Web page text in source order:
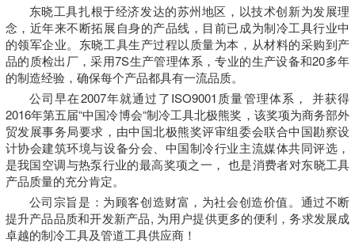
东晓工具扎根于经济发达的苏州地区，以技术创新为发展理
念，近年来不断拓展自身的产品线，目前已成为制冷工具行业中
的领军企业。东晓工具生产过程以质量为本，从材料的采购到产
品的质检出厂，采用7S生产管理体系，专业的生产设备和20多年
的制造经验，确保每个产品都具有一流品质。
公司早在2007年就通过了ISO9001质量管理体系， 并获得
2016年第五届“中国冷博会“制冷工具北极熊奖，该奖项为商务部外
贸发展事务局要求，由中国北极熊奖评审组委会联合中国勘察设
计协会建筑环境与设备分会、中国制冷行业主流媒体共同评选，
是我国空调与热泵行业的最高奖项之一， 也是消费者对东晓工具
产品质量的充分肯定。
公司宗旨是：为顾客创造财富，为社会创造价值。通过不断
提升产品品质和开发新产品, 为用户提供更多的便利，务求发展成
卓越的制冷工具及管道工具供应商！